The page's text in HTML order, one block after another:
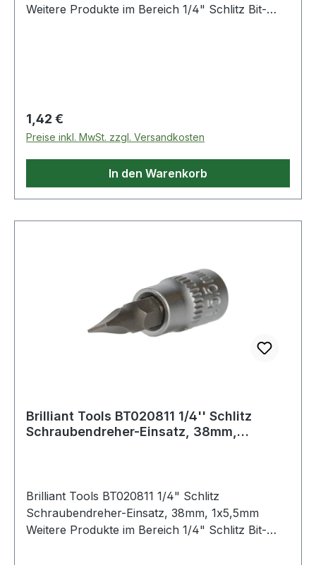
Weitere Produkte im Bereich 1/4" Schlitz Bit-
Regulärer Preis:
1,42 €
Preise inkl. MwSt. zzgl. Versandkosten
In den Warenkorb
Brilliant Tools BT020811 1/4'' Schlitz
Schraubendreher-Einsatz, 38mm,
Brilliant Tools BT020811 1/4" Schlitz
Schraubendreher-Einsatz, 38mm, 1x5,5mm
Weitere Produkte im Bereich 1/4" Schlitz Bit-